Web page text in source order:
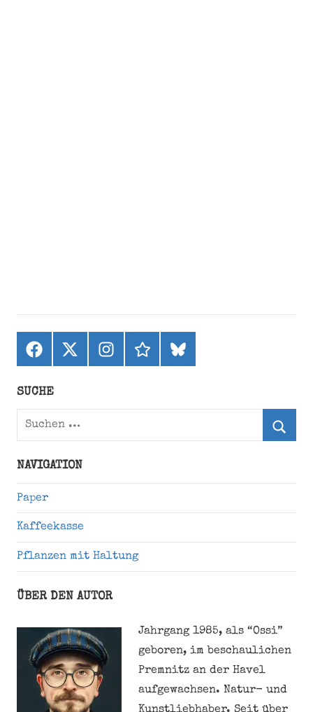
Facebook
X
(ehemals
Instagramthreadsbluesky
SUCHE
Suchen
nach:
NAVIGATION
Paper
Kaffeekasse
Pflanzen mit Haltung
ÜBER DEN AUTOR
Jahrgang 1985, als “Ossi”
geboren, im beschaulichen
Premnitz an der Havel
aufgewachsen. Natur- und
Kunstliebhaber. Seit über